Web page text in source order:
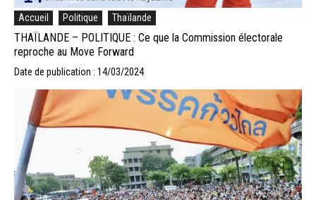
Accueil Politique Thaïlande
THAÏLANDE – POLITIQUE : Ce que la Commission électorale
reproche au Move Forward
Date de publication : 14/03/2024